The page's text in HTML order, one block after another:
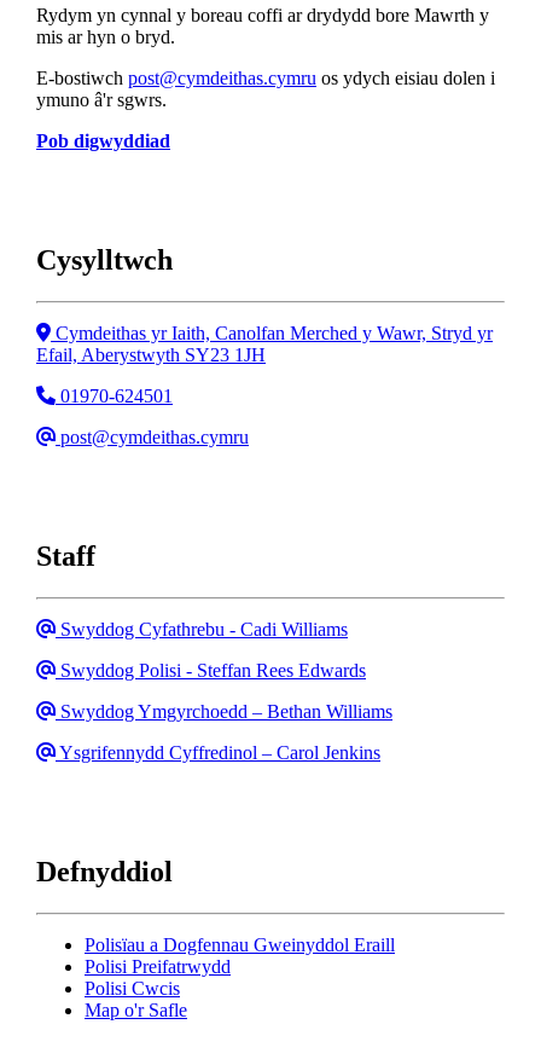
Rydym yn cynnal y boreau coffi ar drydydd bore Mawrth y
mis ar hyn o bryd.
E-bostiwch post@cymdeithas.cymru os ydych eisiau dolen i
ymuno â'r sgwrs.
Pob digwyddiad
Cysylltwch
Cyfeiriad
Cymdeithas yr Iaith, Canolfan Merched y Wawr, Stryd yr
Efail, Aberystwyth SY23 1JH
Ffôn
01970-624501
Email
post@cymdeithas.cymru
Staff
Email
Swyddog Cyfathrebu - Cadi Williams
Email
Swyddog Polisi - Steffan Rees Edwards
Ebost
Swyddog Ymgyrchoedd – Bethan Williams
Ebost
Ysgrifennydd Cyffredinol – Carol Jenkins
Defnyddiol
Polisïau a Dogfennau Gweinyddol Eraill
Polisi Preifatrwydd
Polisi Cwcis
Map o'r Safle